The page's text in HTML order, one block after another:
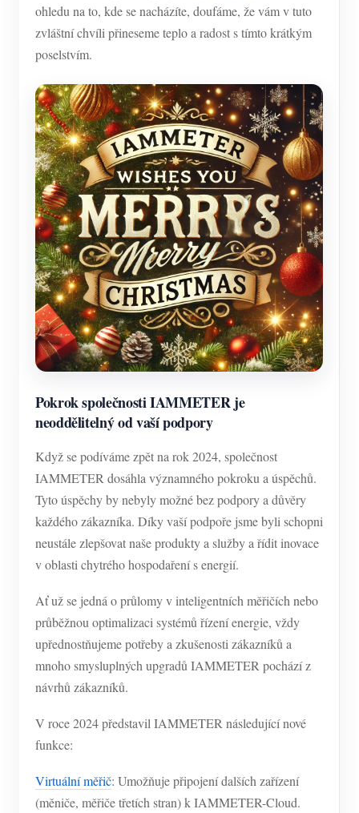
Simulátor IAMMETER
Virtuální měřič
Aplikace
Monitor energie solárního FV systému
Monitor spotřeby elektřiny
Řídicí systém PV ohřívače
Automatizace domácnosti
Tovární energetické monitorování
Ukládat
Zdroje
Rychlý start produktu
Dokument
Výukové video
FAQ
Zprávy
Blogy
Společenství
Vývojář
Prozkoumat
Program odměn
Kontakt
O nás
ohledu na to, kde se nacházíte, doufáme, že vám v tuto
zvláštní chvíli přineseme teplo a radost s tímto krátkým
poselstvím.
Pokrok společnosti IAMMETER je
neoddělitelný od vaší podpory
Když se podíváme zpět na rok 2024, společnost
IAMMETER dosáhla významného pokroku a úspěchů.
Tyto úspěchy by nebyly možné bez podpory a důvěry
každého zákazníka. Díky vaší podpoře jsme byli schopni
neustále zlepšovat naše produkty a služby a řídit inovace
v oblasti chytrého hospodaření s energií.
Ať už se jedná o průlomy v inteligentních měřičích nebo
průběžnou optimalizaci systémů řízení energie, vždy
upřednostňujeme potřeby a zkušenosti zákazníků a
mnoho smysluplných upgradů IAMMETER pochází z
návrhů zákazníků.
V roce 2024 představil IAMMETER následující nové
funkce:
Virtuální měřič: Umožňuje připojení dalších zařízení
(měniče, měřiče třetích stran) k IAMMETER-Cloud.